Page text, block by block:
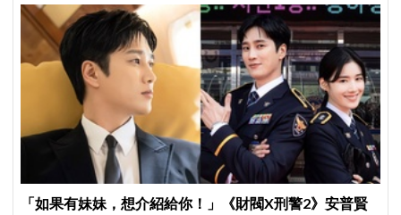
「如果有妹妹，想介紹給你！」《財閥X刑警2》安普賢